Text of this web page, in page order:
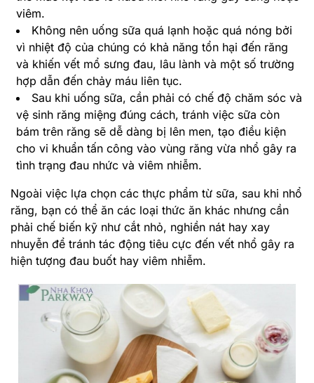
viêm.
Không nên uống sữa quá lạnh hoặc quá nóng bởi
vì nhiệt độ của chúng có khả năng tổn hại đến răng
và khiến vết mổ sưng đau, lâu lành và một số trường
hợp dẫn đến chảy máu liên tục.
Sau khi uống sữa, cần phải có chế độ chăm sóc và
vệ sinh răng miệng đúng cách, tránh việc sữa còn
bám trên răng sẽ dễ dàng bị lên men, tạo điều kiện
cho vi khuẩn tấn công vào vùng răng vừa nhổ gây ra
tình trạng đau nhức và viêm nhiễm.
Ngoài việc lựa chọn các thực phẩm từ sữa, sau khi nhổ
răng, bạn có thể ăn các loại thức ăn khác nhưng cần
phải chế biến kỹ như cắt nhỏ, nghiền nát hay xay
nhuyễn để tránh tác động tiêu cực đến vết nhổ gây ra
hiện tượng đau buốt hay viêm nhiễm.